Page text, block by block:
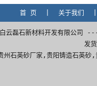
首 页 关于我们
磊石新材料开发有限公司
发
州石英砂厂家 , 贵阳铸造石英砂 ,